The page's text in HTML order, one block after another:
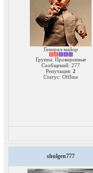
Генерал-майор
Группа: Проверенные
Сообщений: 277
Репутация: 2
Статус: Offline
shulgen777